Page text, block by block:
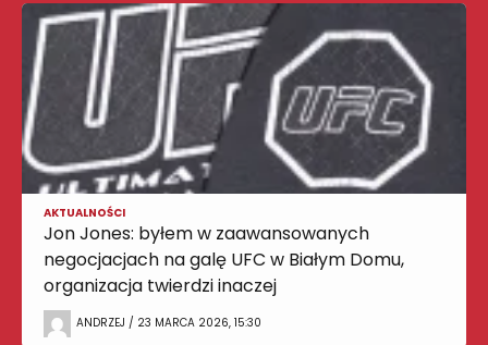
AKTUALNOŚCI
Jon Jones: byłem w zaawansowanych
negocjacjach na galę UFC w Białym Domu,
organizacja twierdzi inaczej
ANDRZEJ / 23 MARCA 2026, 15:30